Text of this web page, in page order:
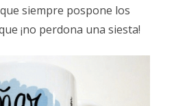
que siempre pospone los
¡no perdona una siesta!